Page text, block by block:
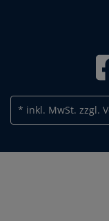
* inkl. MwSt. zzgl.